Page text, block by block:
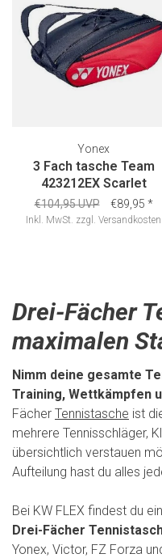
Yonex
3 Fach tasche Team
423212EX Scarlet
€104,95 UVP €89,95 *
Inkl. MwSt. zzgl. Versandkosten
Drei-Fächer
maximalen
Nimm deine gesamte
Training, Wettkämpfen
Fächer Tennistasche ist
mehrere Tennisschläger,
übersichtlich verstauen
Aufteilung hast du alles
Bei KW FLEX findest du
Drei-Fächer
Yonex, Victor, FZ Forza